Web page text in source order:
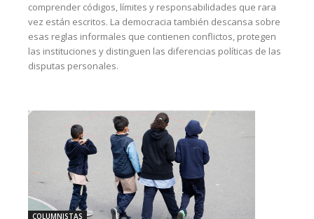
comprender códigos, límites y responsabilidades que rara
vez están escritos. La democracia también descansa sobre
esas reglas informales que contienen conflictos, protegen
las instituciones y distinguen las diferencias políticas de las
disputas personales.
COLUMNISTAS